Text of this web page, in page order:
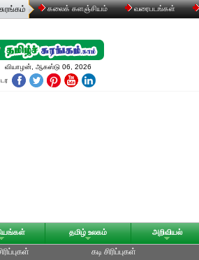
கலைக் களஞ்சியம் வரைபடங்கள்
வியாழன், ஆகஸ்டு 06, 2026
தமிழ் உலகம் அறிவியல்
கடி சிரிப்புகள்